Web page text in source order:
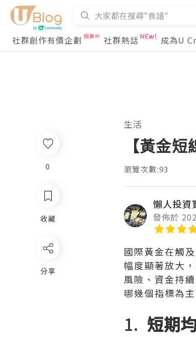
社群創作有價企劃 社群熱話 成為U
生活
【黃金
瀏覽次數:93
懶人投資
發佈於
國際黃金在觸
幅度顯著放大
風險、資金持
哪幾個指標為
1. 短期
0
收藏
分享